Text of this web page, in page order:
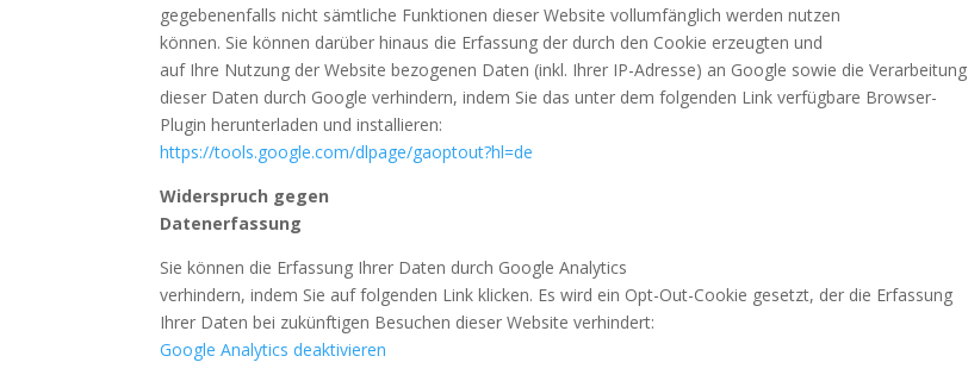
gegebenenfalls nicht sämtliche Funktionen dieser Website vollumfänglich werden nutzen
können. Sie können darüber hinaus die Erfassung der durch den Cookie erzeugten und
auf Ihre Nutzung der Website bezogenen Daten (inkl. Ihrer IP-Adresse) an Google sowie die Verarbeitung
dieser Daten durch Google verhindern, indem Sie das unter dem folgenden Link verfügbare Browser-
Plugin herunterladen und installieren:
https://tools.google.com/dlpage/gaoptout?hl=de
Widerspruch gegen
Datenerfassung
Sie können die Erfassung Ihrer Daten durch Google Analytics
verhindern, indem Sie auf folgenden Link klicken. Es wird ein Opt-Out-Cookie gesetzt, der die Erfassung
Ihrer Daten bei zukünftigen Besuchen dieser Website verhindert:
Google Analytics deaktivieren